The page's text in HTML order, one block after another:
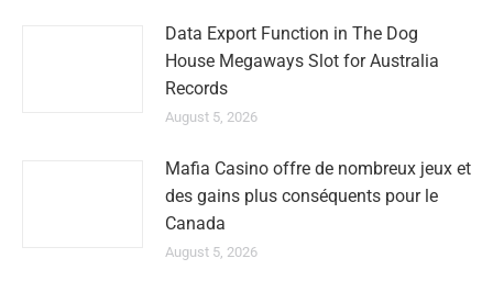
Data Export Function in The Dog
House Megaways Slot for Australia
Records
August 5, 2026
Mafia Casino offre de nombreux jeux et
des gains plus conséquents pour le
Canada
August 5, 2026